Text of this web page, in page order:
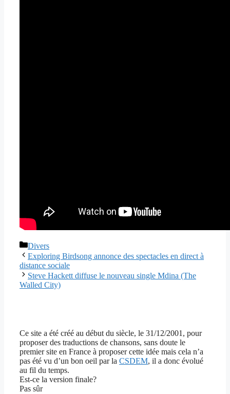
Catégories
Divers
Exploring Birdsong annonce des spectacles en direct à
distance sociale
Steve Hackett diffuse le nouveau single Mdina (The
Walled City)
Ce site a été créé au début du siècle, le 31/12/2001, pour
proposer des traductions de chansons, sans doute le
premier site en France à proposer cette idée mais cela n’a
pas été vu d’un bon oeil par la CSDEM, il a donc évolué
au fil du temps.
Est-ce la version finale?
Pas sûr